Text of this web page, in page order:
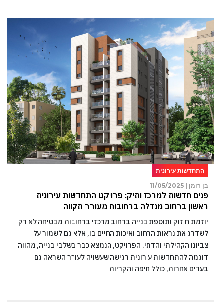
התחדשות עירונית
בן רומן |
11/05/2025
פנים חדשות למרכז ותיק: פרויקט התחדשות עירונית
ראשון ברחוב מנדלה ברחובות מעורר תקווה
יוזמת חיזוק ותוספת בנייה ברחוב מרכזי ברחובות מבטיחה לא רק
לשדרג את נראות הרחוב ואיכות החיים בו, אלא גם לשמור על
צביונו הקהילתי והדתי. הפרויקט, הנמצא כבר בשלבי בנייה, מהווה
דוגמה להתחדשות עירונית רגישה שעשויה לעורר השראה גם
בערים אחרות, כולל חיפה והקריות